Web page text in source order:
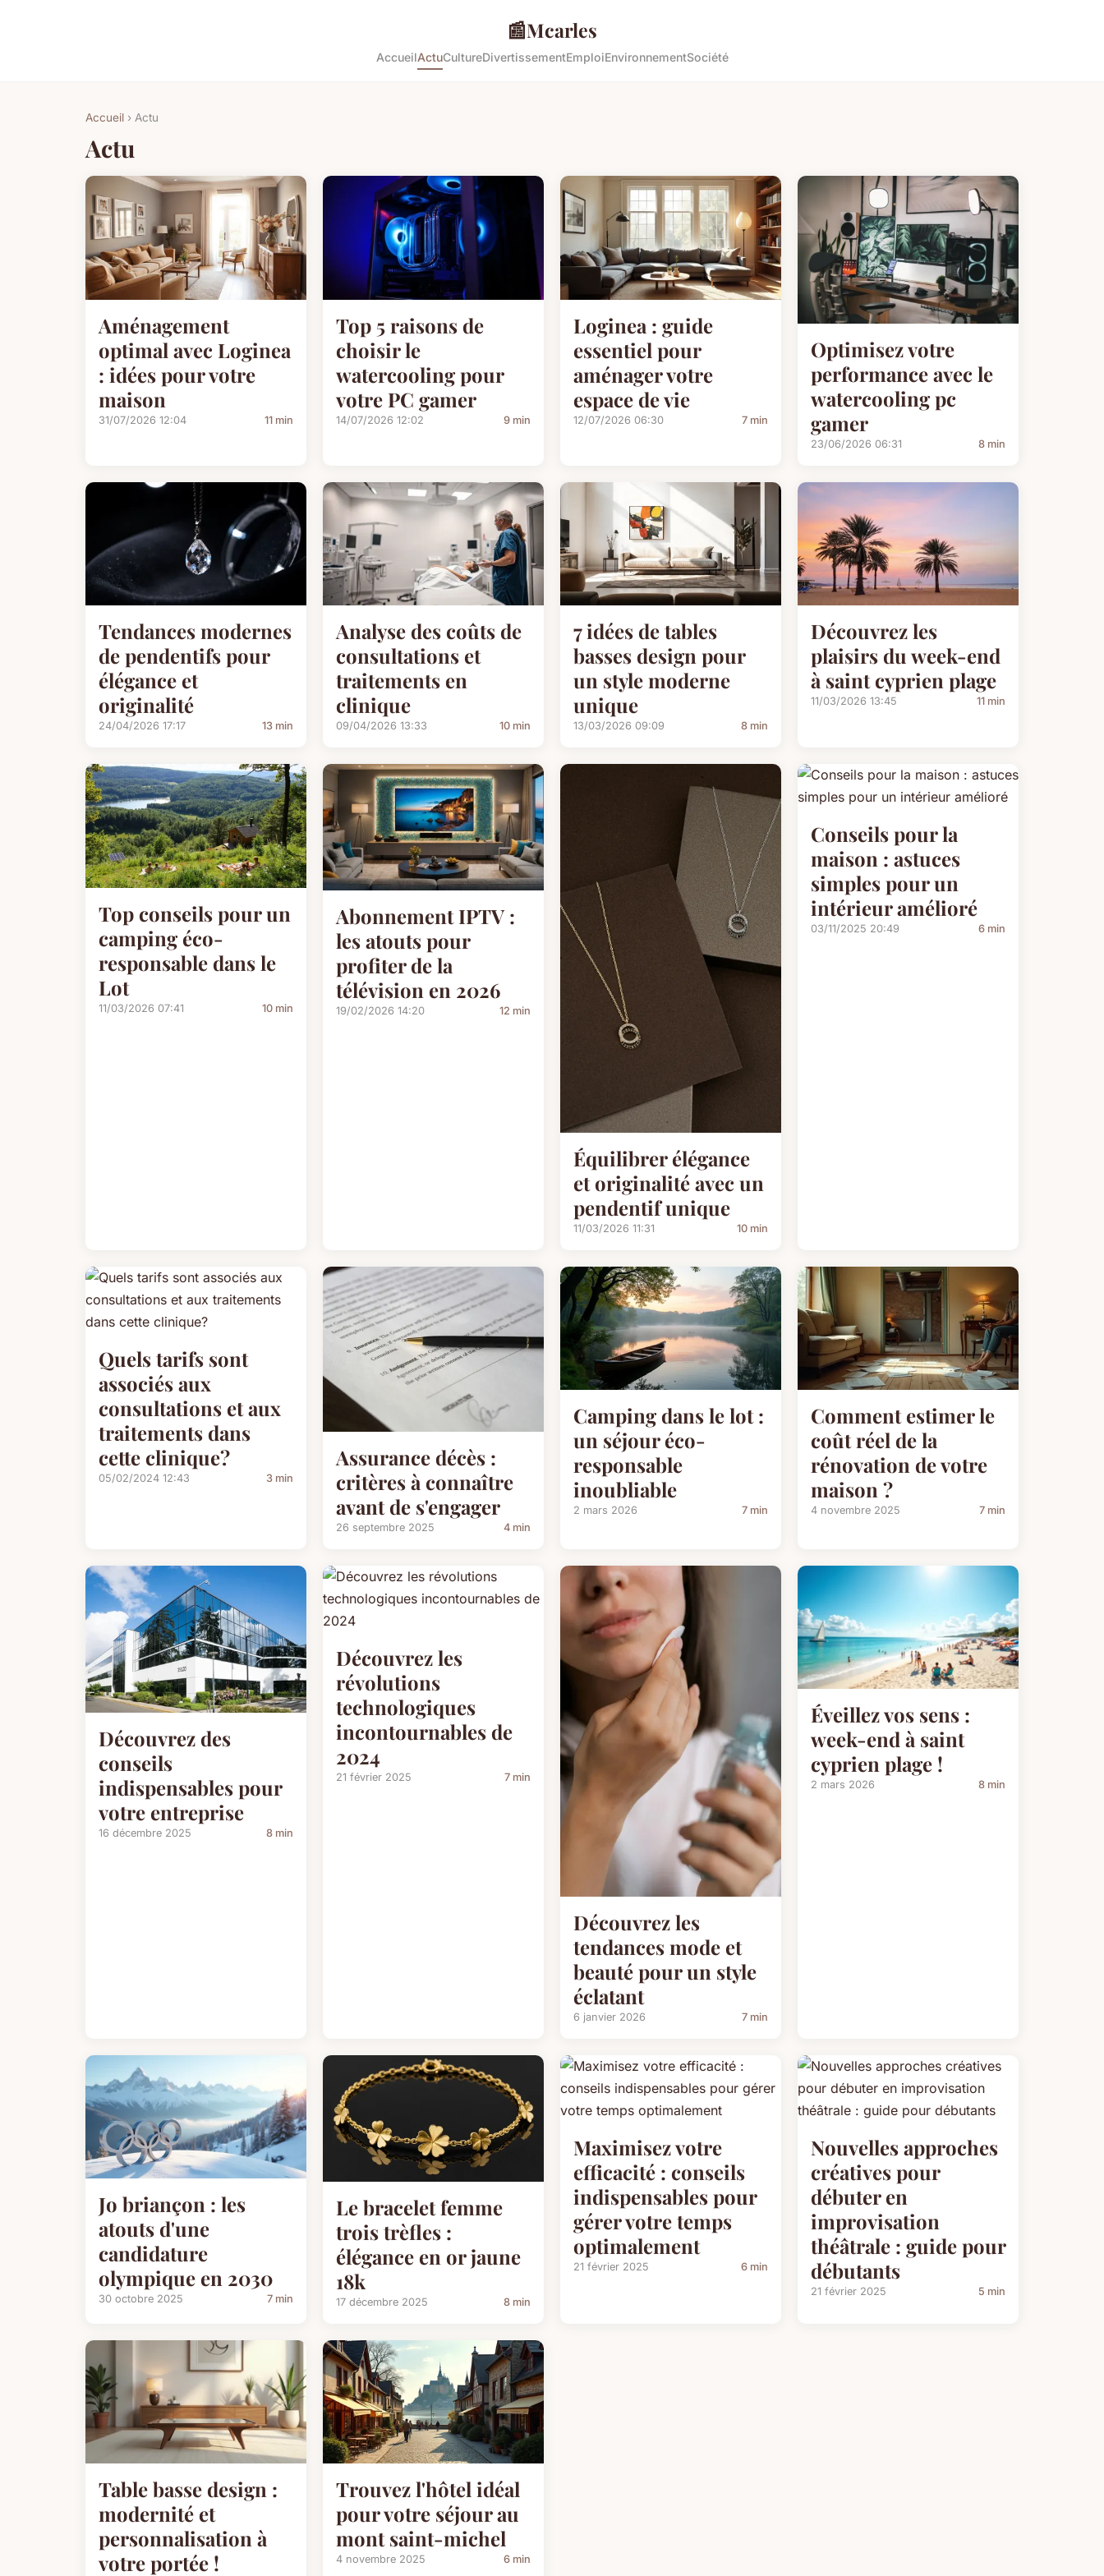
📰Mcarles
AccueilActuCultureDivertissementEmploiEnvironnementSociété
Accueil › Actu
Actu
Aménagement
optimal avec Loginea
: idées pour votre
maison
31/07/2026 12:04 11 min
Top 5 raisons de
choisir le
watercooling pour
votre PC gamer
14/07/2026 12:02 9 min
Loginea : guide
essentiel pour
aménager votre
espace de vie
12/07/2026 06:30 7 min
Optimisez votre
performance avec le
watercooling pc
gamer
23/06/2026 06:31 8 min
Tendances modernes
de pendentifs pour
élégance et
originalité
24/04/2026 17:17 13 min
Analyse des coûts de
consultations et
traitements en
clinique
09/04/2026 13:33 10 min
7 idées de tables
basses design pour
un style moderne
unique
13/03/2026 09:09 8 min
Découvrez les
plaisirs du week-end
à saint cyprien plage
11/03/2026 13:45 11 min
Top conseils pour un
camping éco-
responsable dans le
Lot
11/03/2026 07:41 10 min
Abonnement IPTV :
les atouts pour
profiter de la
télévision en 2026
19/02/2026 14:20 12 min
Équilibrer élégance
et originalité avec un
pendentif unique
11/03/2026 11:31 10 min
Conseils pour la
maison : astuces
simples pour un
intérieur amélioré
03/11/2025 20:49 6 min
Quels tarifs sont
associés aux
consultations et aux
traitements dans
cette clinique?
05/02/2024 12:43 3 min
Assurance décès :
critères à connaître
avant de s'engager
26 septembre 2025 4 min
Camping dans le lot :
un séjour éco-
responsable
inoubliable
2 mars 2026 7 min
Comment estimer le
coût réel de la
rénovation de votre
maison ?
4 novembre 2025 7 min
Découvrez des
conseils
indispensables pour
votre entreprise
16 décembre 2025 8 min
Découvrez les
révolutions
technologiques
incontournables de
2024
21 février 2025 7 min
Découvrez les
tendances mode et
beauté pour un style
éclatant
6 janvier 2026 7 min
Éveillez vos sens :
week-end à saint
cyprien plage !
2 mars 2026 8 min
Jo briançon : les
atouts d'une
candidature
olympique en 2030
30 octobre 2025 7 min
Le bracelet femme
trois trèfles :
élégance en or jaune
18k
17 décembre 2025 8 min
Maximisez votre
efficacité : conseils
indispensables pour
gérer votre temps
optimalement
21 février 2025 6 min
Nouvelles approches
créatives pour
débuter en
improvisation
théâtrale : guide pour
débutants
21 février 2025 5 min
Table basse design :
modernité et
personnalisation à
votre portée !
Trouvez l'hôtel idéal
pour votre séjour au
mont saint-michel
4 novembre 2025 6 min